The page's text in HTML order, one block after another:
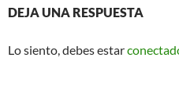
DEJA UNA RESPUESTA
Lo siento, debes estar